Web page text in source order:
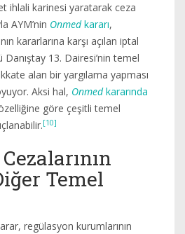
ihlali karinesi yaratarak ceza
AYM’nin Onmedkararı,
kararlarına karşı açılan iptal
Danıştay 13. Dairesi’nin temel
alan bir yargılama yapması
Aksi hal, Onmedkararında
göre çeşitli temel
[10]
Temel
regülasyon kurumlarının